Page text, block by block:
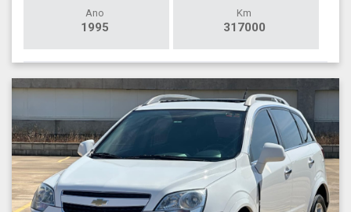
Ano
1995
Km
317000